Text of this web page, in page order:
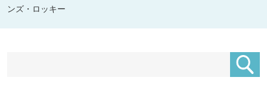
ンズ・ロッキー